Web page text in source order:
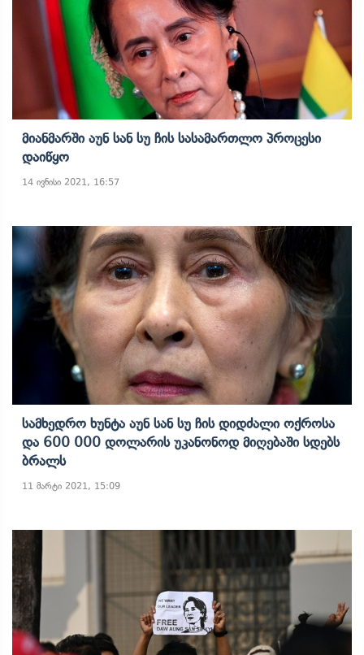
Მიანმარში Აუნ Სან Სუ Ჩის Სასამართლო Პროცესი
Დაიწყო
14 ივნისი 2021, 16:57
Სამხედრო Ხუნტა Აუნ Სან Სუ Ჩის Დიდძალი Ოქროსა
Და 600 000 Დოლარის Უკანონოდ Მიღებაში Სდებს
Ბრალს
11 მარტი 2021, 15:09